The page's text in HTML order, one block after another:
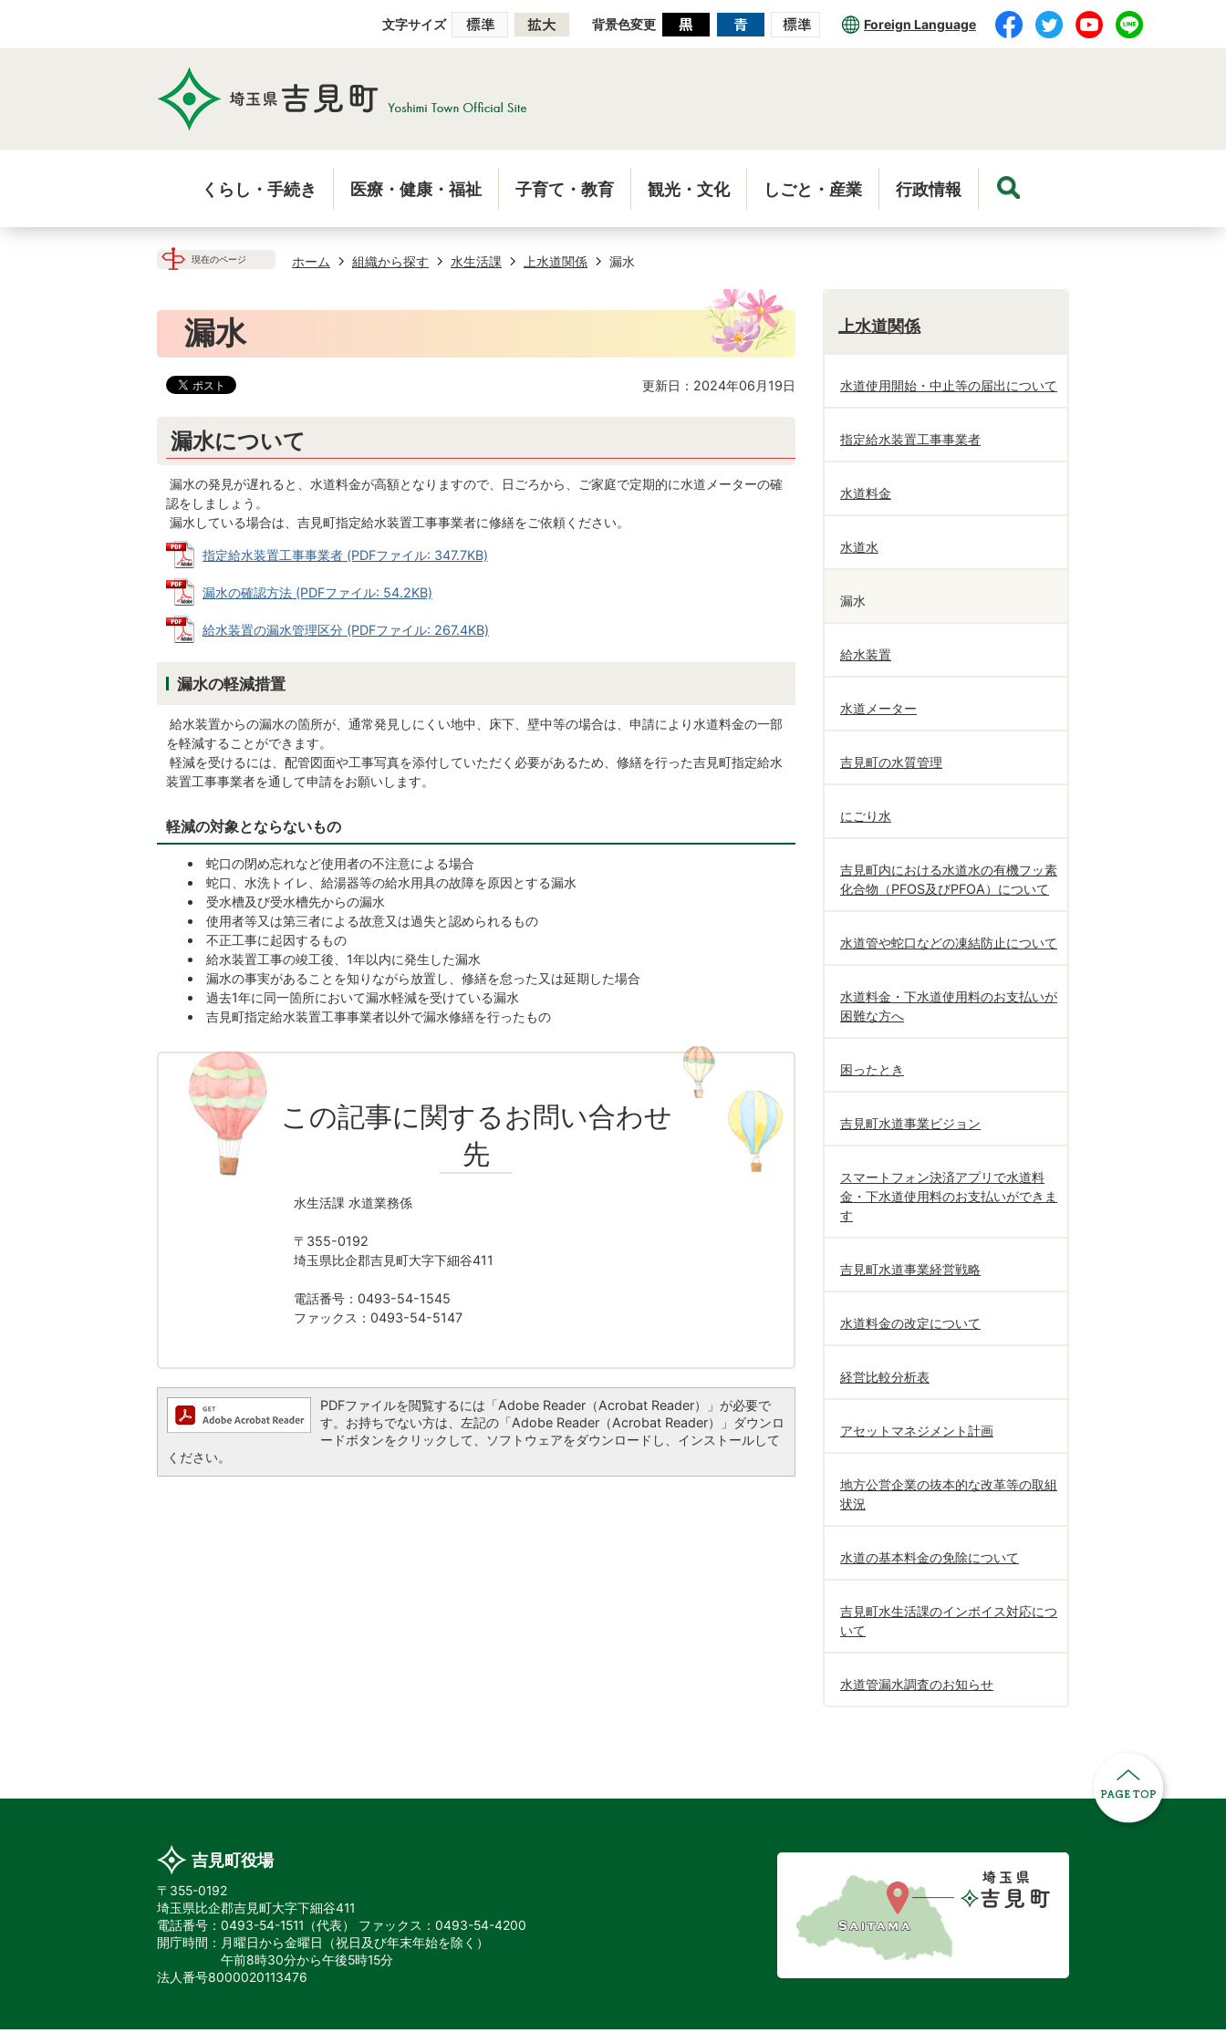
文字サイズ 背景色変更 Foreign Language
くらし・手続き 医療・健康・福祉 子育て・教育 観光・文化 しごと・産業 行政情報
現在のページ ホーム 組織から探す 水生活課 上水道関係 漏水
漏水
更新日：2024年06月19日
漏水について
漏水の発見が遅れると、水道料金が高額となりますので、日ごろから、ご家庭で定期的に水道メーターの確
認をしましょう。
漏水している場合は、吉見町指定給水装置工事事業者に修繕をご依頼ください。
指定給水装置工事事業者 (PDFファイル: 347.7KB)
漏水の確認方法 (PDFファイル: 54.2KB)
給水装置の漏水管理区分 (PDFファイル: 267.4KB)
漏水の軽減措置
給水装置からの漏水の箇所が、通常発見しにくい地中、床下、壁中等の場合は、申請により水道料金の一部
を軽減することができます。
軽減を受けるには、配管図面や工事写真を添付していただく必要があるため、修繕を行った吉見町指定給水
装置工事事業者を通して申請をお願いします。
軽減の対象とならないもの
蛇口の閉め忘れなど使用者の不注意による場合
蛇口、水洗トイレ、給湯器等の給水用具の故障を原因とする漏水
受水槽及び受水槽先からの漏水
使用者等又は第三者による故意又は過失と認められるもの
不正工事に起因するもの
給水装置工事の竣工後、1年以内に発生した漏水
漏水の事実があることを知りながら放置し、修繕を怠った又は延期した場合
過去1年に同一箇所において漏水軽減を受けている漏水
吉見町指定給水装置工事事業者以外で漏水修繕を行ったもの
この記事に関するお問い合わせ
先
水生活課 水道業務係
〒355-0192
埼玉県比企郡吉見町大字下細谷411
電話番号：0493-54-1545
ファックス：0493-54-5147
PDFファイルを閲覧するには「Adobe Reader（Acrobat Reader）」が必要で
す。お持ちでない方は、左記の「Adobe Reader（Acrobat Reader）」ダウンロ
ードボタンをクリックして、ソフトウェアをダウンロードし、インストールして
ください。
上水道関係
水道使用開始・中止等の届出について
指定給水装置工事事業者
水道料金
水道水
漏水
給水装置
水道メーター
吉見町の水質管理
にごり水
吉見町内における水道水の有機フッ素
化合物（PFOS及びPFOA）について
水道管や蛇口などの凍結防止について
水道料金・下水道使用料のお支払いが
困難な方へ
困ったとき
吉見町水道事業ビジョン
スマートフォン決済アプリで水道料
金・下水道使用料のお支払いができま
す
吉見町水道事業経営戦略
水道料金の改定について
経営比較分析表
アセットマネジメント計画
地方公営企業の抜本的な改革等の取組
状況
水道の基本料金の免除について
吉見町水生活課のインボイス対応につ
いて
水道管漏水調査のお知らせ
吉見町役場
〒355-0192
埼玉県比企郡吉見町大字下細谷411
電話番号：0493-54-1511（代表）
ファックス：0493-54-4200
開庁時間：月曜日から金曜日
（祝日及び年末年始を除く）
午前8時30分から午後5時15分
法人番号8000020113476